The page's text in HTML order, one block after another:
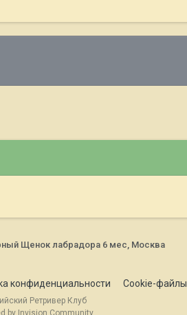
Щенок лабрадора 6 мес, Москва
конфиденциальности Cookie-файлы
Ретривер Клуб
by Invision Community